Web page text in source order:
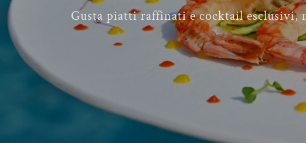
Gusta piatti raffinati e cocktail esclusivi,